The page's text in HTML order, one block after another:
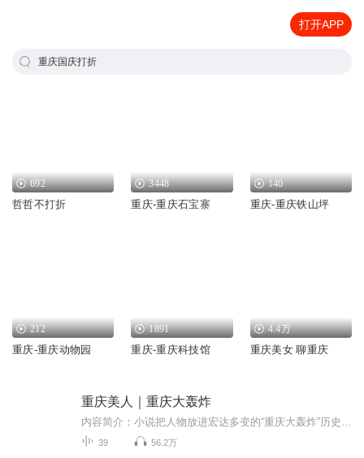
打开APP
重庆国庆打折
692
哲哲不打折
3448
重庆-重庆石宝寨
140
重庆-重庆铁山坪
212
重庆-重庆动物园
1891
重庆-重庆科技馆
4.4万
重庆美女 聊重庆
重庆美人｜重庆大轰炸
39 56.2万